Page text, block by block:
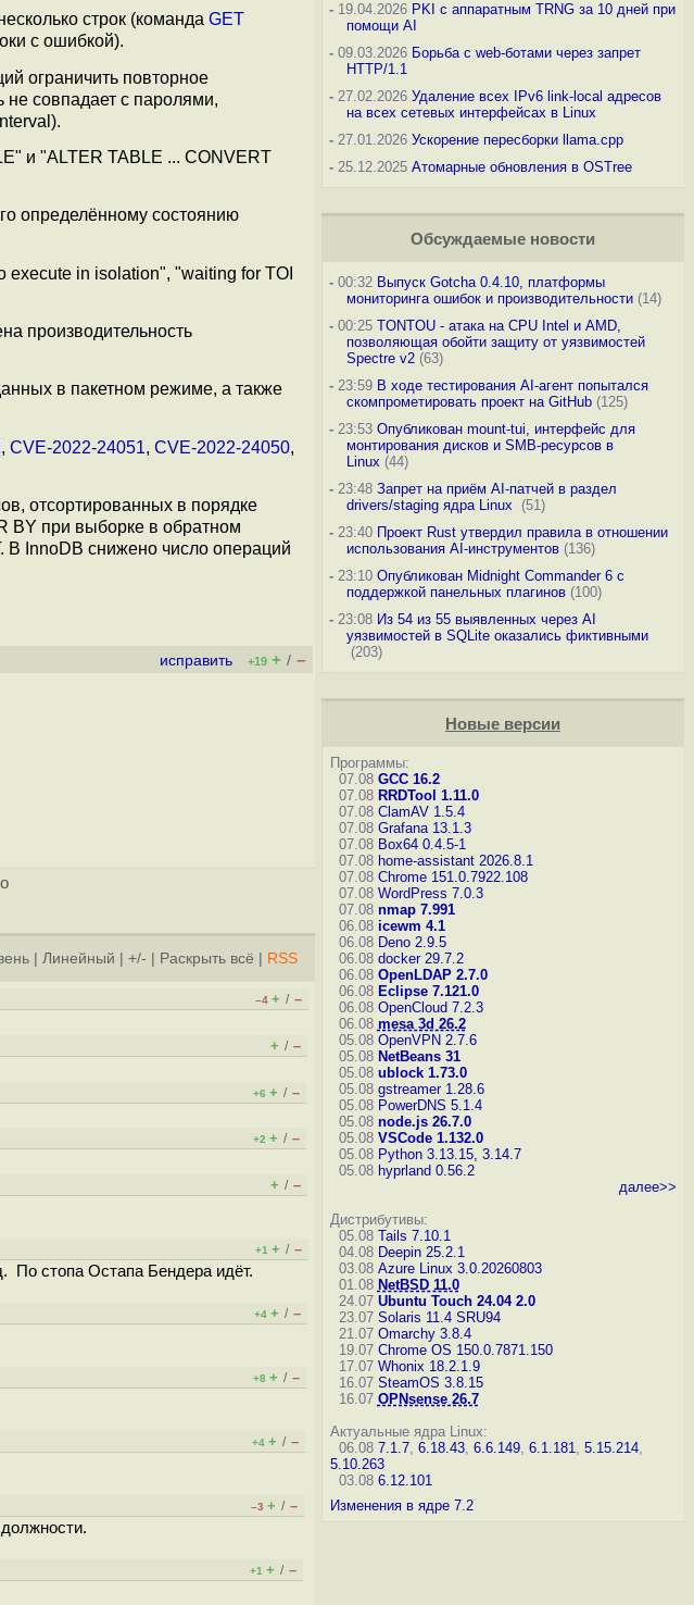
строк (команда GET
с ошибкой).
ограничить повторное
не совпадает с паролями,
и "ALTER TABLE ... CONVERT
определённому состоянию
in isolation", "waiting for TOI
производительность
в пакетном режиме, а также
, CVE-2022-24051, CVE-2022-24050,
отсортированных в порядке
BY при выборке в обратном
InnoDB снижено число операций
исправить +19 + / –
Линейный +/- Раскрыть всё RSS
–4 + / –
+ / –
+6 + / –
+2 + / –
+ / –
+1 + / –
По стопа Остапа Бендера идёт.
+4 + / –
+8 + / –
+4 + / –
–3 + / –
+1 + / –
-19.04.2026 PKI с аппаратным TRNG за 10 дней при
помощи AI
-09.03.2026 Борьба с web-ботами через запрет
HTTP/1.1
-27.02.2026 Удаление всех IPv6 link-local адресов
на всех сетевых интерфейсах в Linux
-27.01.2026 Ускорение пересборки llama.cpp
-25.12.2025 Атомарные обновления в OSTree
Обсуждаемые новости
-00:32 Выпуск Gotcha 0.4.10, платформы
мониторинга ошибок и производительности(14)
-00:25 TONTOU - атака на CPU Intel и AMD,
позволяющая обойти защиту от уязвимостей
Spectre v2(63)
-23:59 В ходе тестирования AI-агент попытался
скомпрометировать проект на GitHub(125)
-23:53 Опубликован mount-tui, интерфейс для
монтирования дисков и SMB-ресурсов в
Linux (44)
-23:48 Запрет на приём AI-патчей в раздел
drivers/staging ядра Linux
(51)
-23:40 Проект Rust утвердил правила в отношении
использования AI-инструментов(136)
-23:10 Опубликован Midnight Commander 6 c
поддержкой панельных плагинов(100)
-23:08 Из 54 из 55 выявленных через AI
уязвимостей в SQLite оказались фиктивными
(203)
Новые версии
Программы:
07.08 GCC 16.2
07.08 RRDTool 1.11.0
07.08 ClamAV 1.5.4
07.08 Grafana 13.1.3
07.08 Box64 0.4.5-1
07.08 home-assistant 2026.8.1
07.08 Chrome 151.0.7922.108
07.08 WordPress 7.0.3
07.08 nmap 7.991
06.08 icewm 4.1
06.08 Deno 2.9.5
06.08 docker 29.7.2
06.08 OpenLDAP 2.7.0
06.08 Eclipse 7.121.0
06.08 OpenCloud 7.2.3
06.08 mesa 3d 26.2
05.08 OpenVPN 2.7.6
05.08 NetBeans 31
05.08 ublock 1.73.0
05.08 gstreamer 1.28.6
05.08 PowerDNS 5.1.4
05.08 node.js 26.7.0
05.08 VSCode 1.132.0
05.08 Python 3.13.15, 3.14.7
05.08 hyprland 0.56.2
далее>>
Дистрибутивы:
05.08 Tails 7.10.1
04.08 Deepin 25.2.1
03.08 Azure Linux 3.0.20260803
01.08 NetBSD 11.0
24.07 Ubuntu Touch 24.04 2.0
23.07 Solaris 11.4 SRU94
21.07 Omarchy 3.8.4
19.07 Chrome OS 150.0.7871.150
17.07 Whonix 18.2.1.9
16.07 SteamOS 3.8.15
16.07 OPNsense 26.7
Актуальные ядра Linux:
06.08 7.1.7, 6.18.43, 6.6.149, 6.1.181, 5.15.214,
5.10.263
03.08 6.12.101
Изменения в ядре 7.2